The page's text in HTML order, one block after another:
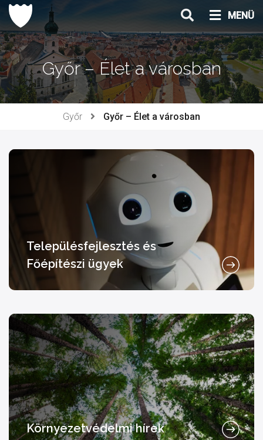
Ugrás
tartalomhoz
MENÜ
Győr – Élet a városban
Győr Győr – Élet a városban
Településfejlesztés és
Főépítészi ügyek
Környezetvédelmi hírek